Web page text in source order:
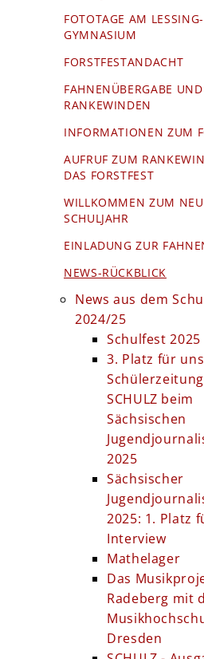
FOTOTAGE AM LESSING-
GYMNASIUM
FORSTFESTANDACHT
FAHNENÜBERGABE UND
RANKEWINDEN
INFORMATIONEN ZUM
AUFRUF ZUM
DAS FORSTFEST
WILLKOMMEN ZUM
SCHULJAHR
EINLADUNG ZUR
NEWS-RÜCKBLICK
News aus dem
2024/25
Schulfest 2025
3. Platz für
Schülerzeitung
SCHULZ beim
Sächsischen
2025
Sächsischer
2025: 1. Platz
Interview
Mathelager
Das
Radeberg mit
Dresden